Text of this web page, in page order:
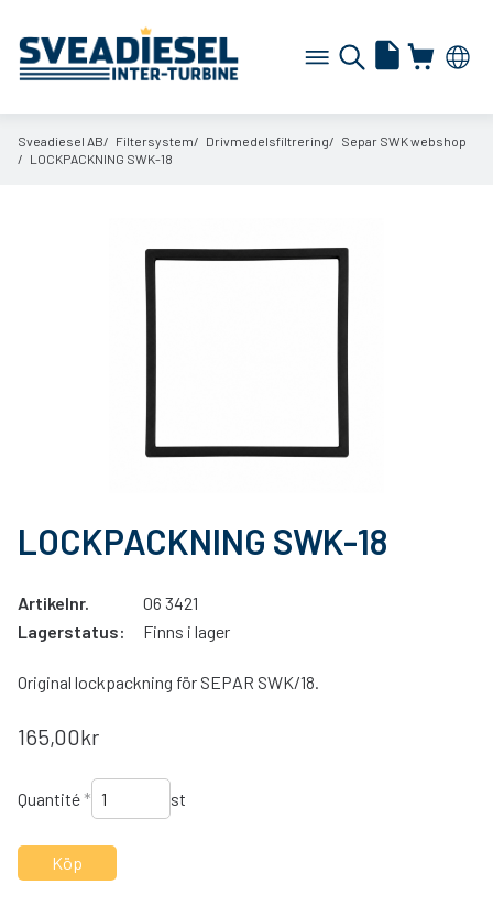
Sveadiesel AB Filtersystem Drivmedelsfiltrering
Separ SWK webshop
LOCKPACKNING SWK-18
LOCKPACKNING SWK-18
Artikelnr.
06 3421
Lagerstatus:
Finns i lager
Original lockpackning för SEPAR SWK/18.
165,00kr
Quantité* st